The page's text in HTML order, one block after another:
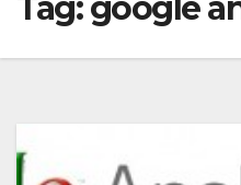
Tag:google